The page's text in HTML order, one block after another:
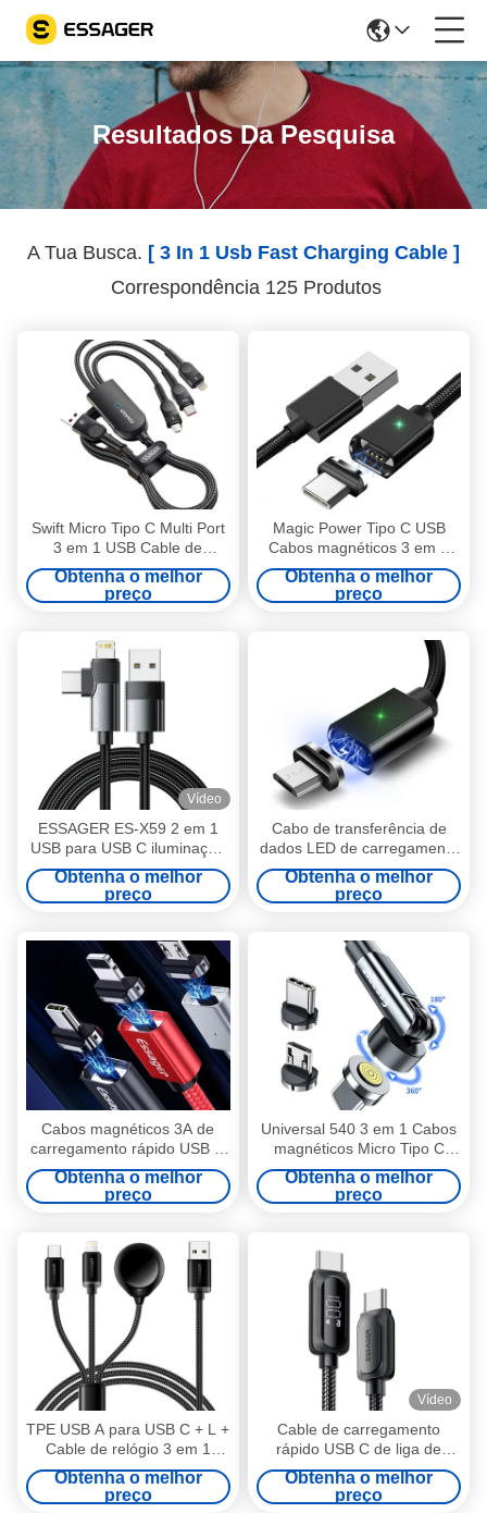
Resultados Da Pesquisa
A Tua Busca. [ 3 In 1 Usb Fast Charging Cable ]
Correspondência 125 Produtos
Swift Micro Tipo C Multi Port
3 em 1 USB Cable de
Carregamento Rápido Nylon
Trilhado
Obtenha o melhor
preço
Magic Power Tipo C USB
Cabos magnéticos 3 em 1
1M 2M 3A Carregamento
rápido para dispositivos Tipo
C
Obtenha o melhor
preço
Vídeo
ESSAGER ES-X59 2 em 1
USB para USB C iluminação
carregamento rápido
telefone cabo de dados
Obtenha o melhor
preço
Cabo de transferência de
dados LED de carregamento
rápido magnético 1M 2M 3M
3 em 1 para todos os
dispositivos de microinterface
Obtenha o melhor
preço
Cabos magnéticos 3A de
carregamento rápido USB C
Cable de transferência de
dados 3 em 1 1M 2M para
dispositivos do tipo C
Obtenha o melhor
preço
Universal 540 3 em 1 Cabos
magnéticos Micro Tipo C
Cabo USB magnético 3A
Obtenha o melhor
preço
TPE USB A para USB C + L +
Cable de relógio 3 em 1
Cable de carregamento 3A
série ES-X60
Obtenha o melhor
preço
Vídeo
Cable de carregamento
rápido USB C de liga de
zinco 60W 100W ESSAGER
série ES-X57
Obtenha o melhor
preço